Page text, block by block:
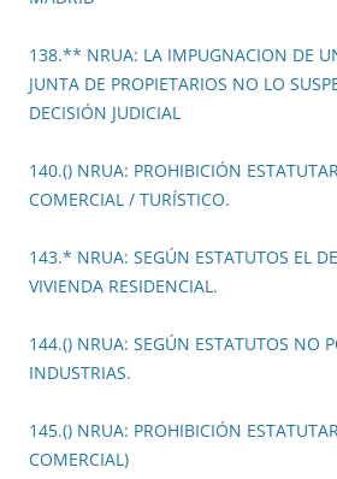
138.** NRUA: LA IMPUGNACION DE
JUNTA DE PROPIETARIOS NO LO
DECISIÓN JUDICIAL
140.() NRUA: PROHIBICIÓN
COMERCIAL / TURÍSTICO.
143.* NRUA: SEGÚN ESTATUTOS EL
VIVIENDA RESIDENCIAL.
144.() NRUA: SEGÚN ESTATUTOS NO
INDUSTRIAS.
145.() NRUA: PROHIBICIÓN
COMERCIAL)